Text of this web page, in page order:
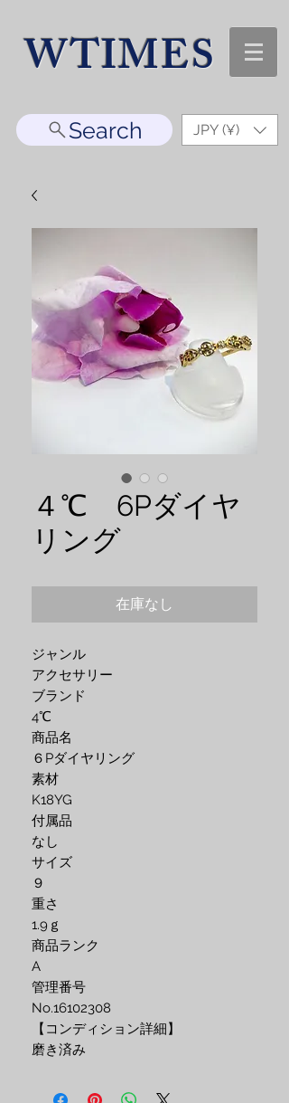
WTIMES
Search JPY (¥)
４℃ 6Pダイヤ
リング
在庫なし
ジャンル
アクセサリー
ブランド
4℃
商品名
６Pダイヤリング
素材
K18YG
付属品
なし
サイズ
９
重さ
1.9ｇ
商品ランク
A
管理番号
No.16102308
【コンディション詳細】
磨き済み